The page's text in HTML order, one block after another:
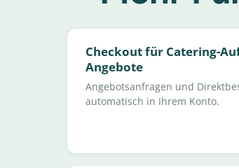
Checkout für Catering-
Angebote
Angebotsanfragen und
automatisch in Ihrem Konto.